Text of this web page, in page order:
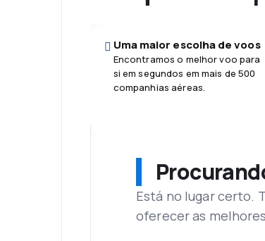
Uma maior escolha de voos
Encontramos o melhor voo para
si em segundos em mais de 500
companhias aéreas.
Está no lugar certo.
oferecer as